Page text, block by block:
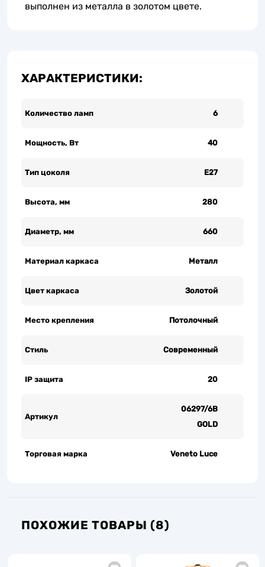
выполнен из металла в золотом цвете.
ХАРАКТЕРИСТИКИ:
Количество ламп 6
Мощность, Вт 40
Тип цоколя Е27
Высота, мм 280
Диаметр, мм 660
Материал каркаса Металл
Цвет каркаса Золотой
Место крепления Потолочный
Стиль Современный
IP защита 20
Артикул
06297/6B
GOLD
Торговая марка Veneto Luce
ПОХОЖИЕ ТОВАРЫ (8)